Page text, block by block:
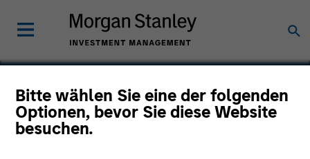
Bitte wählen Sie eine der folgenden
Optionen, bevor Sie diese Website
besuchen.
Openprise